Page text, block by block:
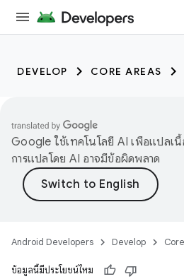
DEVELOP CORE AREAS
Google ใช้เทคโนโลยี AI เพื่อแปลเ
การแปลโดย AI อาจมีข้อผิดพลาด
Android Developers Develop
ข้อมูลนี้มีประโยชน์ไหม